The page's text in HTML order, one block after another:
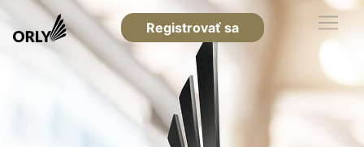
Registrovať sa